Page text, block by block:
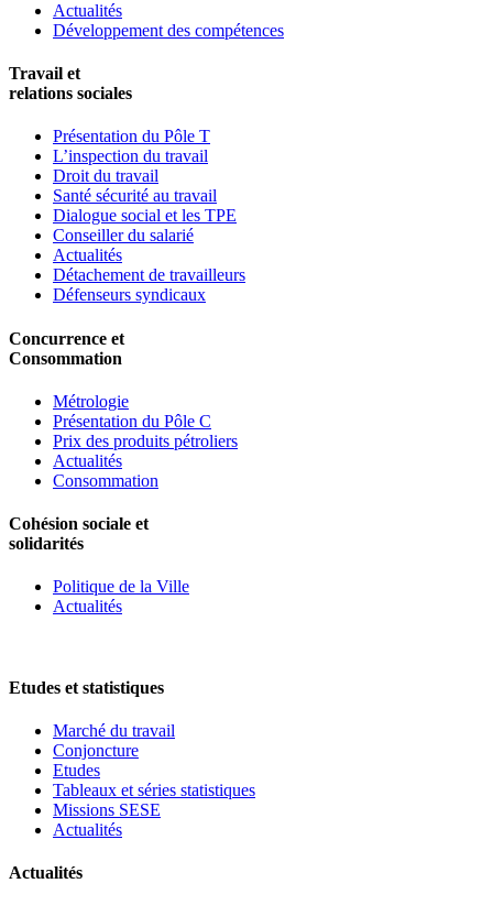
Actualités
Développement des compétences
Travail et
relations sociales
Présentation du Pôle T
L’inspection du travail
Droit du travail
Santé sécurité au travail
Dialogue social et les TPE
Conseiller du salarié
Actualités
Détachement de travailleurs
Défenseurs syndicaux
Concurrence et
Consommation
Métrologie
Présentation du Pôle C
Prix des produits pétroliers
Actualités
Consommation
Cohésion sociale et
solidarités
Politique de la Ville
Actualités
Etudes et statistiques
Marché du travail
Conjoncture
Etudes
Tableaux et séries statistiques
Missions SESE
Actualités
Actualités